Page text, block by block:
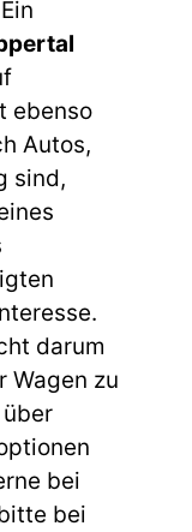
ebenso
Autos,
sind,
darum
Wagen zu
bei
bei